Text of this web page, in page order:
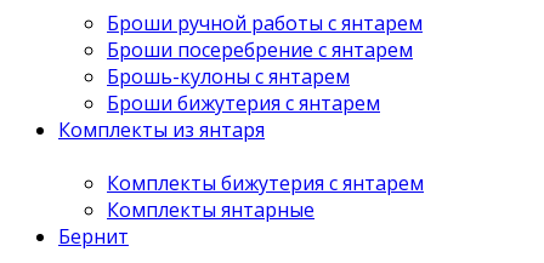
Броши ручной работы с янтарем
Броши посеребрение с янтарем
Брошь-кулоны с янтарем
Броши бижутерия с янтарем
Комплекты из янтаря
Комплекты бижутерия с янтарем
Комплекты янтарные
Бернит